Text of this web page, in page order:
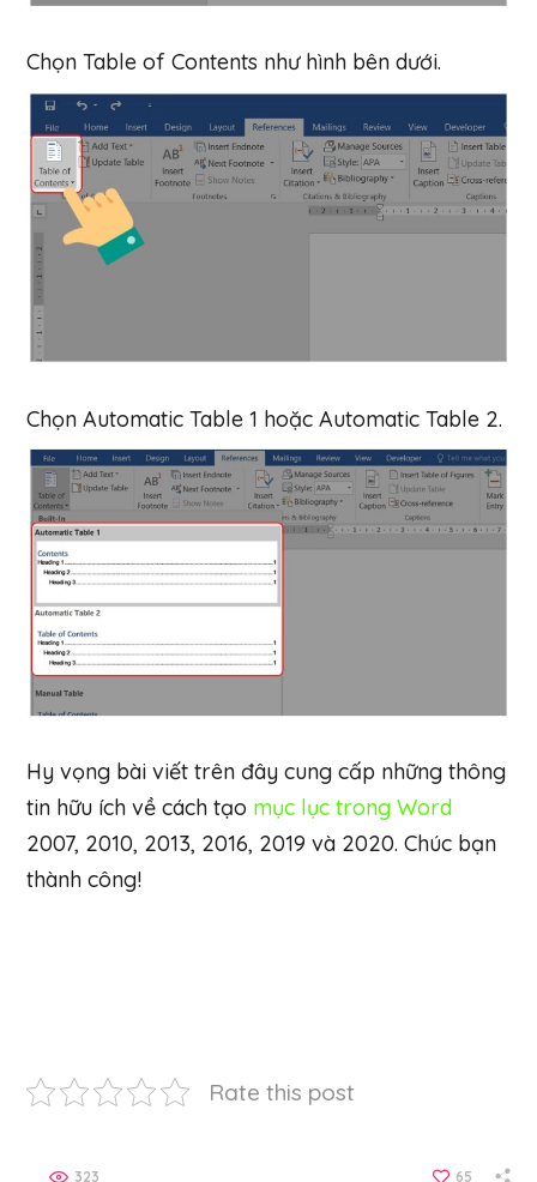
Chọn Table of Contents như hình bên dưới.
Chọn Automatic Table 1 hoặc Automatic Table 2.
Hy vọng bài viết trên đây cung cấp những thông
tin hữu ích về cách tạo mục lục trong Word
2007, 2010, 2013, 2016, 2019 và 2020. Chúc bạn
thành công!
Rate this post
65
323